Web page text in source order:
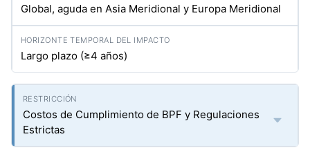
Global, aguda en Asia Meridional y Europa Meridional
Largo plazo (≥4 años)
Costos de Cumplimiento de BPF y Regulaciones
Estrictas